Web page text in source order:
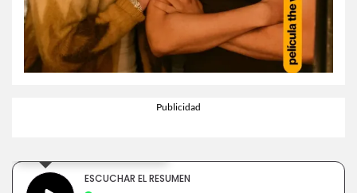
ESCUCHAR EL RESUMEN